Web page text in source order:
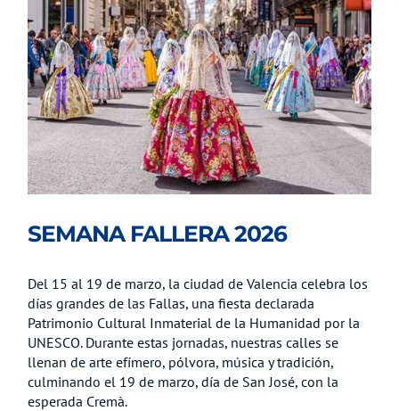
SEMANA FALLERA 2026
Del 15 al 19 de marzo, la ciudad de Valencia celebra los
días grandes de las Fallas, una fiesta declarada
Patrimonio Cultural Inmaterial de la Humanidad por la
UNESCO. Durante estas jornadas, nuestras calles se
llenan de arte efímero, pólvora, música y tradición,
culminando el 19 de marzo, día de San José, con la
esperada Cremà.